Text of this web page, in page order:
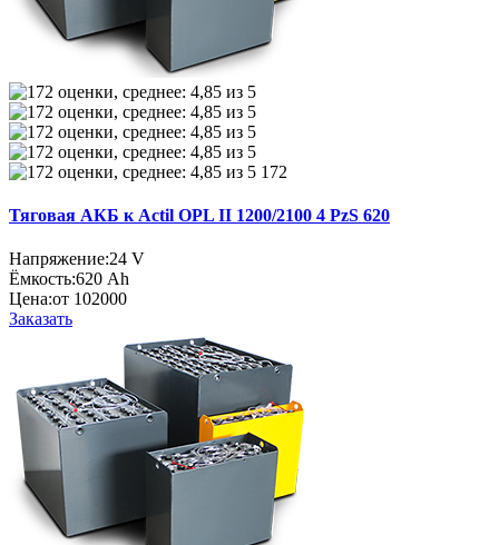
172
Тяговая АКБ к Actil OPL II 1200/2100 4 PzS 620
Напряжение:24 V
Ёмкость:620 Ah
Цена:от 102000
Заказать